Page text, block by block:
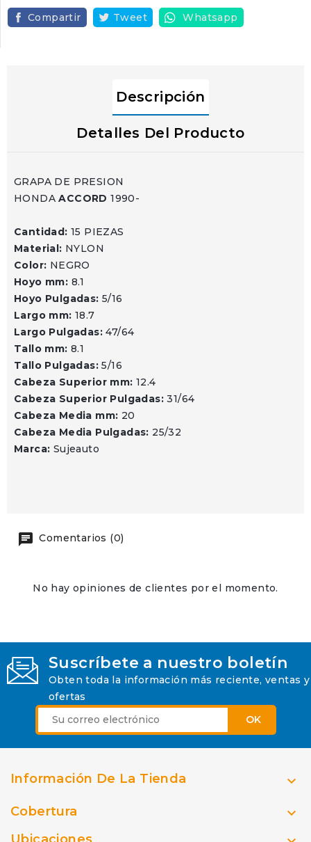
Compartir Tweet Whatsapp
Descripción
Detalles Del Producto
GRAPA DE PRESION
HONDA ACCORD 1990-
Cantidad: 15 PIEZAS
Material: NYLON
Color: NEGRO
Hoyo mm: 8.1
Hoyo Pulgadas: 5/16
Largo mm: 18.7
Largo Pulgadas:47/64
Tallo mm: 8.1
Tallo Pulgadas:5/16
Cabeza Superior mm: 12.4
Cabeza Superior Pulgadas:31/64
Cabeza Media mm: 20
Cabeza Media Pulgadas: 25/32
Marca: Sujeauto
Comentarios (0)
No hay opiniones de clientes por el momento.
Suscríbete a nuestro boletín
Obten toda la información más reciente, ventas y
ofertas
Información De La Tienda 
Cobertura 
Ubicaciones